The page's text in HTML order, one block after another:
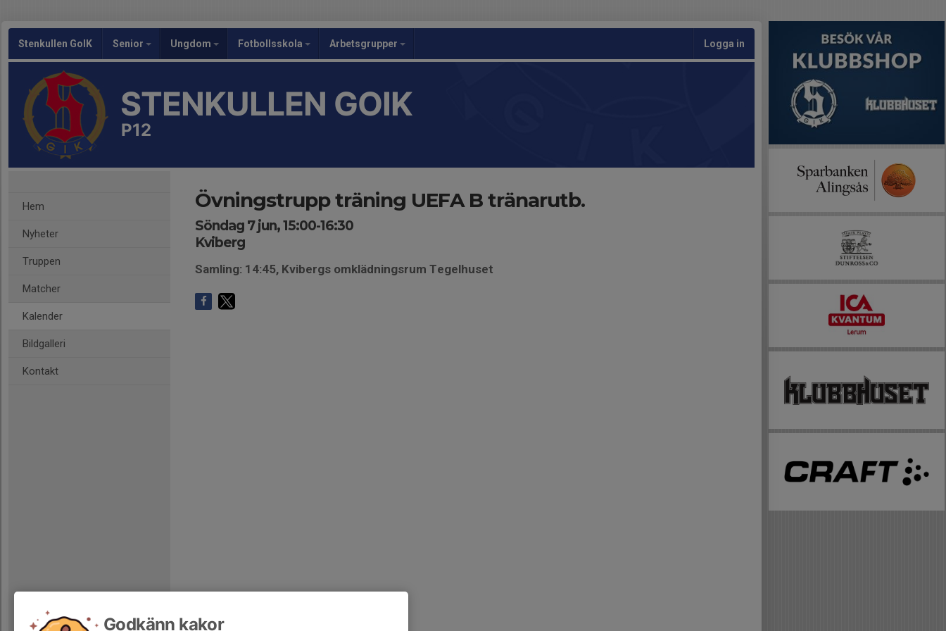
Stenkullen GoIK Senior Ungdom Fotbollsskola Arbetsgrupper Logga in
STENKULLEN GOIK
P12
Hem
Nyheter
Truppen
Matcher
Kalender
Bildgalleri
Kontakt
Övningstrupp träning UEFA B tränarutb.
Söndag 7 jun, 15:00-16:30
Kviberg
Samling: 14:45, Kvibergs omklädningsrum Tegelhuset
Godkänn kakor